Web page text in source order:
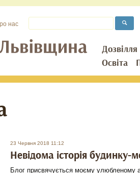
Дозвілля
Освіта
нас
23 Червня 2018 11:12
Невідома історія будинку-
Блог присвячується моєму улюбленому